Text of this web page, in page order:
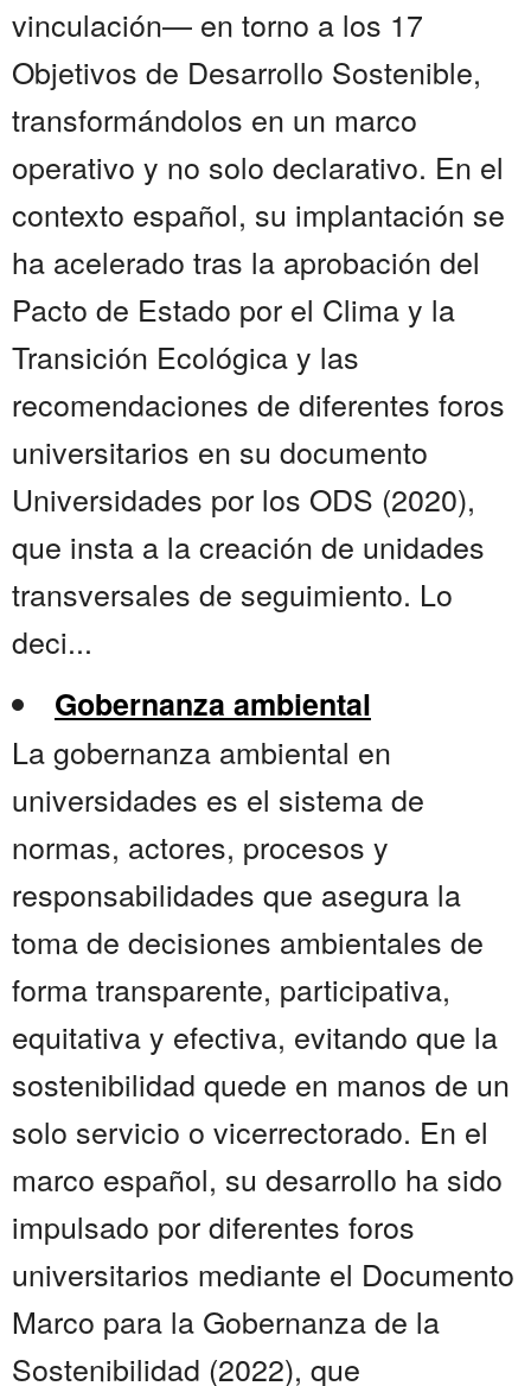
vinculación— en torno a los 17
Objetivos de Desarrollo Sostenible,
transformándolos en un marco
operativo y no solo declarativo. En el
contexto español, su implantación se
ha acelerado tras la aprobación del
Pacto de Estado por el Clima y la
Transición Ecológica y las
recomendaciones de diferentes foros
universitarios en su documento
Universidades por los ODS (2020),
que insta a la creación de unidades
transversales de seguimiento. Lo
deci...
Gobernanza ambiental
La gobernanza ambiental en
universidades es el sistema de
normas, actores, procesos y
responsabilidades que asegura la
toma de decisiones ambientales de
forma transparente, participativa,
equitativa y efectiva, evitando que la
sostenibilidad quede en manos de un
solo servicio o vicerrectorado. En el
marco español, su desarrollo ha sido
impulsado por diferentes foros
universitarios mediante el Documento
Marco para la Gobernanza de la
Sostenibilidad (2022), que